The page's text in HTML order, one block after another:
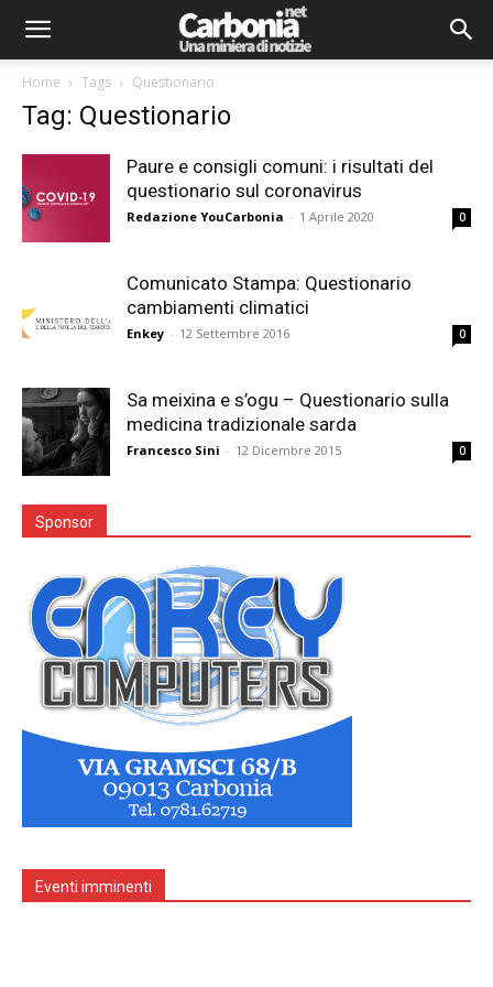
Home Tags Questionario
Tag: Questionario
Paure e consigli comuni: i risultati del
questionario sul coronavirus
Redazione YouCarbonia - 1 Aprile 2020 0
Comunicato Stampa: Questionario
cambiamenti climatici
Enkey - 12 Settembre 2016 0
Sa meixina e s’ogu – Questionario sulla
medicina tradizionale sarda
Francesco Sini - 12 Dicembre 2015 0
Sponsor
Eventi imminenti